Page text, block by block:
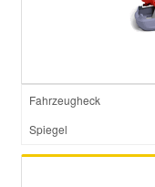
Fahrzeugheck
Spiegel